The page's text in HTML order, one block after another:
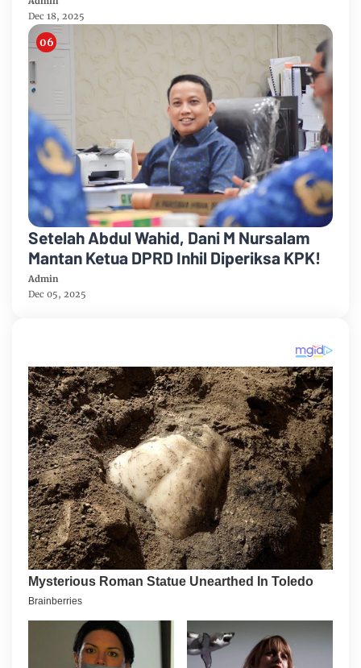
Dec 18, 2025
Setelah Abdul Wahid, Dani M Nursalam
Mantan Ketua DPRD Inhil Diperiksa KPK!
Admin
Dec 05, 2025